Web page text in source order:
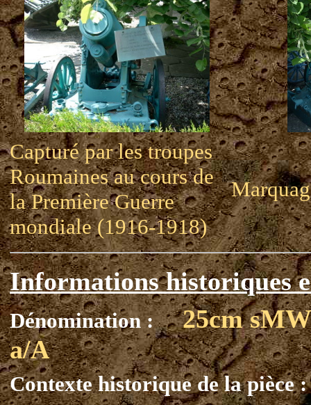
Capturé par les troupes
Roumaines au cours de
la Première Guerre
mondiale (1916-1918)
Informations historiques
Dénomination :
25cm sMW
a/A
Contexte historique de la pièce :